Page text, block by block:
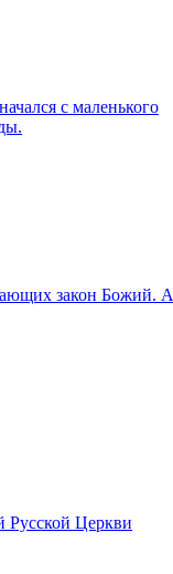
с маленького
закон Божий. А
Русской Церкви